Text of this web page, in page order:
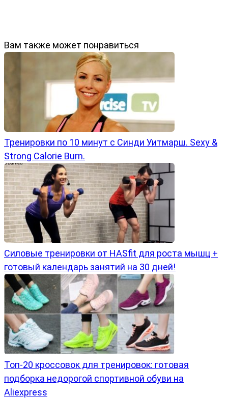
Вам также может понравиться
Тренировки по 10 минут с Синди Уитмарш. Sexy &
Strong Calorie Burn.
Силовые тренировки от HASfit для роста мышц +
готовый календарь занятий на 30 дней!
Топ-20 кроссовок для тренировок: готовая
подборка недорогой спортивной обуви на
Aliexpress